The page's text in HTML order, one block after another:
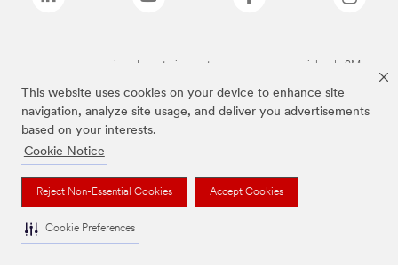
This website uses cookies on your device to enhance site
navigation, analyze site usage, and deliver you advertisements
based on your interests.
Cookie Notice
Reject Non-Essential Cookies Accept Cookies
Cookie Preferences
Las marcas mencionadas anteriormente son marcas comerciales de 3M.